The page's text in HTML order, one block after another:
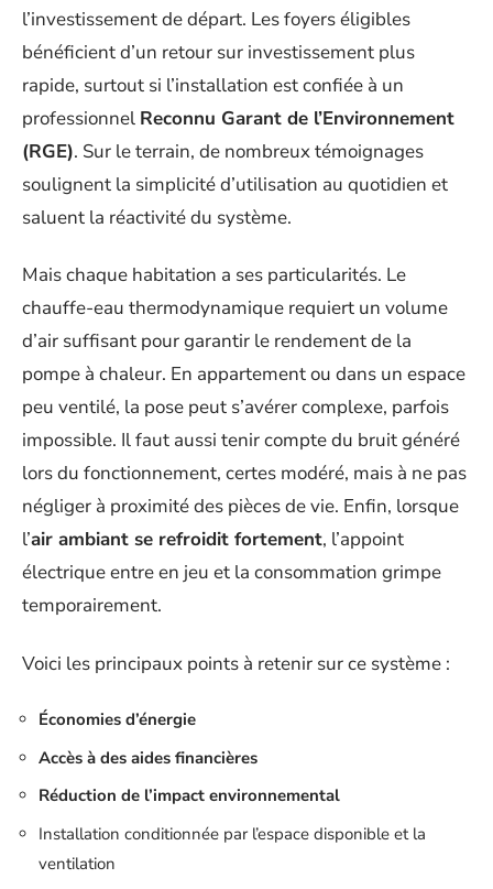
l’investissement de départ. Les foyers éligibles
bénéficient d’un retour sur investissement plus
rapide, surtout si l’installation est confiée à un
professionnel Reconnu Garant de l’Environnement
(RGE). Sur le terrain, de nombreux témoignages
soulignent la simplicité d’utilisation au quotidien et
saluent la réactivité du système.
Mais chaque habitation a ses particularités. Le
chauffe-eau thermodynamique requiert un volume
d’air suffisant pour garantir le rendement de la
pompe à chaleur. En appartement ou dans un espace
peu ventilé, la pose peut s’avérer complexe, parfois
impossible. Il faut aussi tenir compte du bruit généré
lors du fonctionnement, certes modéré, mais à ne pas
négliger à proximité des pièces de vie. Enfin, lorsque
l’air ambiant se refroidit fortement, l’appoint
électrique entre en jeu et la consommation grimpe
temporairement.
Voici les principaux points à retenir sur ce système :
Économies d’énergie
Accès à des aides financières
Réduction de l’impact environnemental
Installation conditionnée par l’espace disponible et la
ventilation